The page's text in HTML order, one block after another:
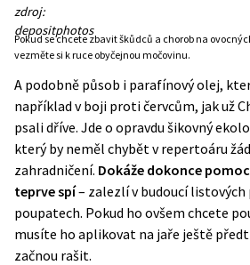
zdroj:
depositphotos
Pokud se chcete zbavit škůdců a chorob na
vezměte si k ruce obyčejnou močovinu.
A podobně působ i parafínový olej,
například v boji proti červcům, jak už
psali dříve. Jde o opravdu šikovný
který by neměl chybět v repertoáru
zahradničení. Dokáže dokonce
teprve spí– zalezlí v budoucí listových
poupatech. Pokud ho ovšem chcete
musíte ho aplikovat na jaře ještě
začnou rašit.